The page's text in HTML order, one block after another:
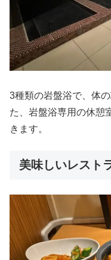
3種類の岩盤浴で、体
た、岩盤浴専用の休憩
きます。
美味しいレスト